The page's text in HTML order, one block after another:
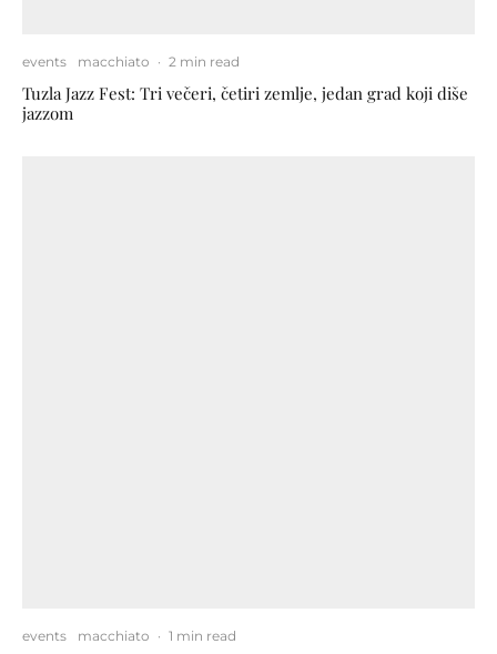
events macchiato · 2 min read
Tuzla Jazz Fest: Tri večeri, četiri zemlje, jedan grad koji diše
jazzom
events macchiato · 1 min read